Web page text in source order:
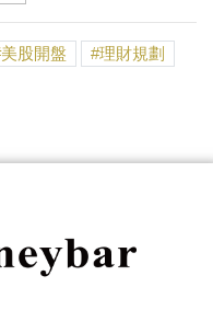
美股開盤
理財規劃